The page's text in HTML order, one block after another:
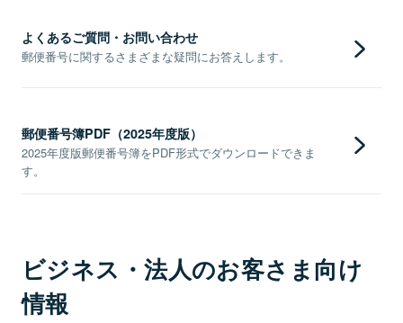
よくあるご質問・お問い合わせ
郵便番号に関するさまざまな疑問にお答えします。
郵便番号簿PDF（2025年度版）
2025年度版郵便番号簿をPDF形式でダウンロードできま
す。
ビジネス・法人のお客さま向け
情報